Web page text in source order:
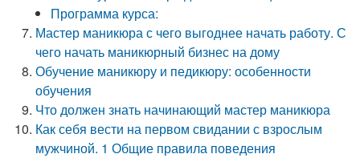
Программа курса:
Мастер маникюра с чего выгоднее начать работу. С
чего начать маникюрный бизнес на дому
Обучение маникюру и педикюру: особенности
обучения
Что должен знать начинающий мастер маникюра
Как себя вести на первом свидании с взрослым
мужчиной. 1 Общие правила поведения